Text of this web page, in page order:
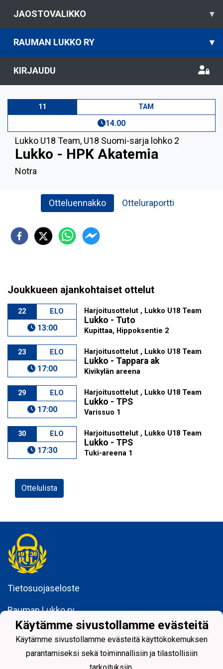
JAOSTOVALIKKO ▾
RAUMAN LUKKO RY ▾
KIRJAUDU
11 TAM
14.00
Lukko U18 Team, U18 Suomi-sarja lohko 2
Lukko - HPK Akatemia
Notra
Otteluennakko Otteluraportti
Joukkueen ajankohtaiset ottelut
22 ELO
13:00
Harjoitusottelut , Lukko U18 Team
Lukko - Tuto
Kupittaa, Hippoksentie 2
23 ELO
17:00
Harjoitusottelut , Lukko U18 Team
Lukko - Tappara ak
Kivikylän areena
29 ELO
17:00
Harjoitusottelut , Lukko U18 Team
Lukko - TPS
Varissuo 1
30 ELO
17:30
Harjoitusottelut , Lukko U18 Team
Lukko - TPS
Tuki-areena 1
Ottelulista
Tietosuojaseloste
Rauman Lukko ry
Kuninkaankatu 3
26100 Rauma
Käytämme sivustollamme evästeitä
Käytämme sivustollamme evästeitä käyttökokemuksen
parantamiseksi sekä toiminnallisiin ja tilastollisiin